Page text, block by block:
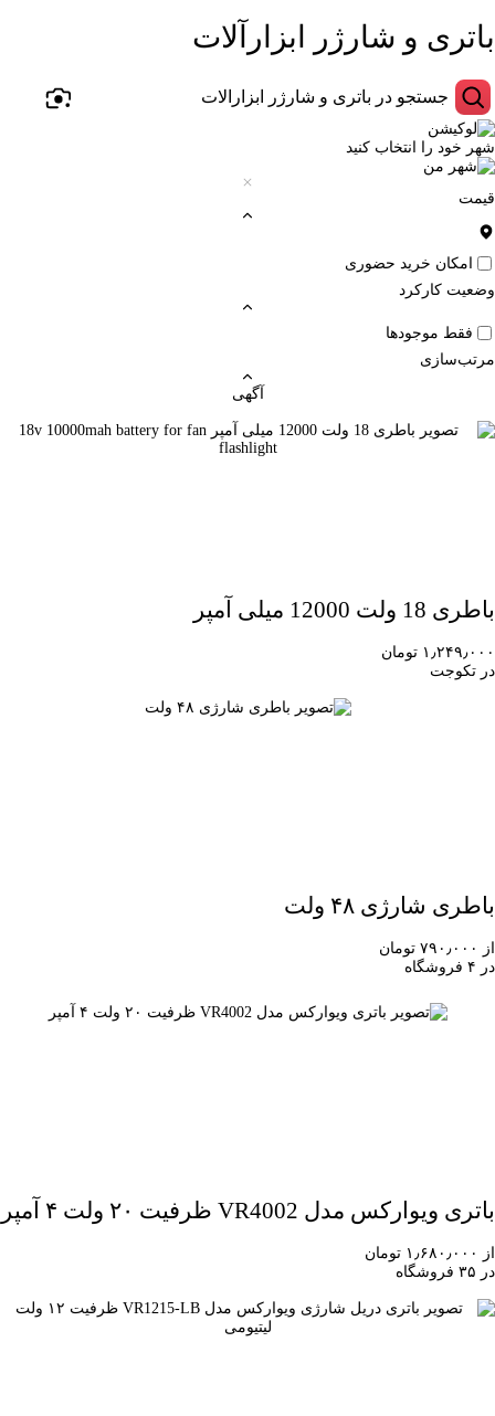
باتری و شارژر ابزارآلات
شهر خود را انتخاب کنید
قیمت
امکان خرید حضوری
وضعیت کارکرد
فقط موجودها
مرتب‌سازی
آگهی
باطری 18 ولت 12000 میلی آمپر
۱٫۲۴۹٫۰۰۰ تومان
در تکوجت
باطری شارژی ۴۸ ولت
از ۷۹۰٫۰۰۰ تومان
در ۴ فروشگاه
باتری ویوارکس مدل VR4002 ظرفیت ۲۰ ولت ۴ آمپر
از ۱٫۶۸۰٫۰۰۰ تومان
در ۳۵ فروشگاه